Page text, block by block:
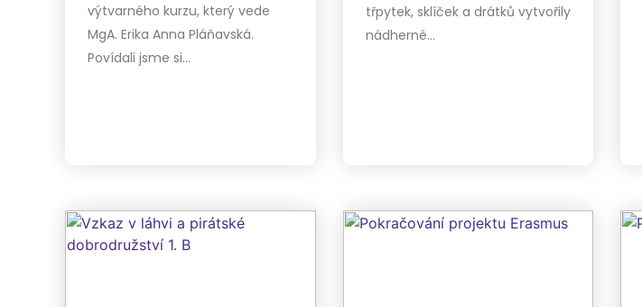
výtvarného kurzu, který vede
MgA. Erika Anna Pláňavská.
Povídali jsme si…
třpytek, sklíček a drátků vytvořily
nádherné…